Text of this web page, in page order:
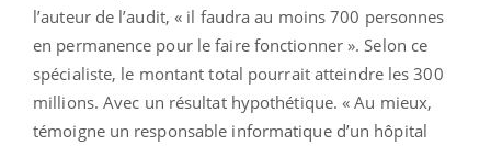
l’auteur de l’audit, « il faudra au moins 700 personnes
en permanence pour le faire fonctionner ». Selon ce
spécialiste, le montant total pourrait atteindre les 300
millions. Avec un résultat hypothétique. « Au mieux,
témoigne un responsable informatique d’un hôpital